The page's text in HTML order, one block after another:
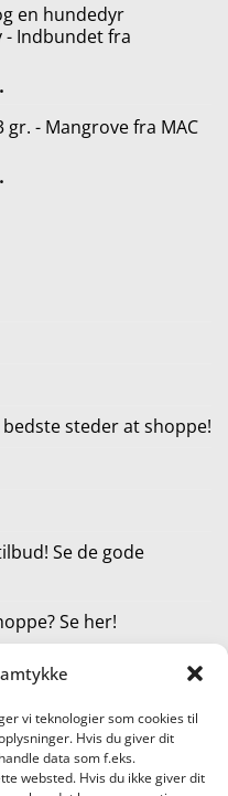
vi teknologier som cookies til
Hvis du giver dit
data som f.eks.
websted. Hvis du ikke giver dit
pris
er:
en hundedyr
- Indbundet fra
Den
pris
179,95 kr..
gr. - Mangrove fra MAC
Den
steder at shoppe!
Se de gode
Se her!